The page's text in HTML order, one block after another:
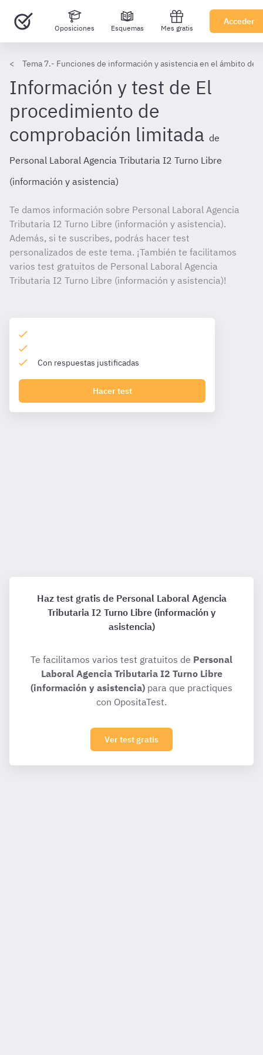
Oposiciones Esquemas Mes gratis
Acceder
Tema 7.- Funciones de información y asistencia en el ámbito de
Información y test de El
procedimiento de
comprobación limitada de
Personal Laboral Agencia Tributaria I2 Turno Libre
(información y asistencia)
Te damos información sobre Personal Laboral Agencia
Tributaria I2 Turno Libre (información y asistencia).
Además, si te suscribes, podrás hacer test
personalizados de este tema. ¡También te facilitamos
varios test gratuitos de Personal Laboral Agencia
Tributaria I2 Turno Libre (información y asistencia)!
Con respuestas justificadas
Hacer test
Haz test gratis de Personal Laboral Agencia
Tributaria I2 Turno Libre (información y
asistencia)
Te facilitamos varios test gratuitos de Personal
Laboral Agencia Tributaria I2 Turno Libre
(información y asistencia) para que practiques
con OpositaTest.
Ver test gratis